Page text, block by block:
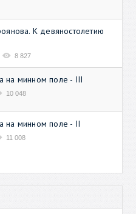
К девяностолетию
8 827
на минном поле - III
10 048
на минном поле - II
11 008